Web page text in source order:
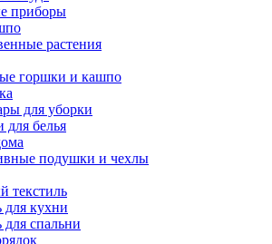
приборы
растения
горшки и кашпо
для уборки
белья
подушки и чехлы
текстиль
для кухни
для спальни